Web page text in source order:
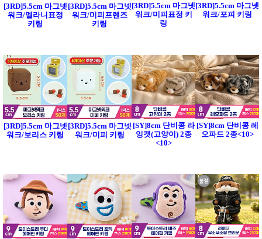
[3RD]5.5cm 마그넷
워크/멜라니표정
키링
[3RD]5.5cm 마그넷
워크/미피프렌즈
키링
[3RD]5.5cm 마그넷
워크/미피표정 키
링
[3RD]5.5cm 마그넷
워크/포피 키링
[3RD]5.5cm 마그넷
워크/보리스 키링
[3RD]5.5cm 마그넷
워크/미피 키링
[SY]8cm 단비콩 라
잉캣(고양이) 2종
<10>
[SY]8cm 단비콩 레
오파드 2종<10>